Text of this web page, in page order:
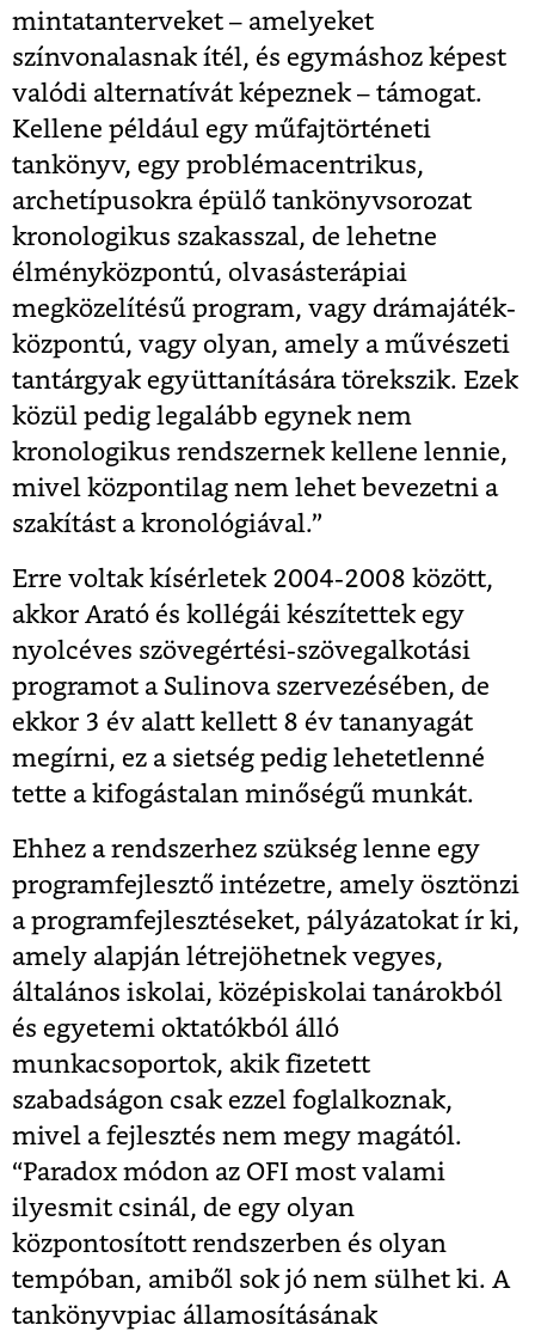
mintatanterveket – amelyeket
színvonalasnak ítél, és egymáshoz képest
valódi alternatívát képeznek – támogat.
Kellene például egy műfajtörténeti
tankönyv, egy problémacentrikus,
archetípusokra épülő tankönyvsorozat
kronologikus szakasszal, de lehetne
élményközpontú, olvasásterápiai
megközelítésű program, vagy drámajáték-
központú, vagy olyan, amely a művészeti
tantárgyak együttanítására törekszik. Ezek
közül pedig legalább egynek nem
kronologikus rendszernek kellene lennie,
mivel központilag nem lehet bevezetni a
szakítást a kronológiával.”
Erre voltak kísérletek 2004-2008 között,
akkor Arató és kollégái készítettek egy
nyolcéves szövegértési-szövegalkotási
programot a Sulinova szervezésében, de
ekkor 3 év alatt kellett 8 év tananyagát
megírni, ez a sietség pedig lehetetlenné
tette a kifogástalan minőségű munkát.
Ehhez a rendszerhez szükség lenne egy
programfejlesztő intézetre, amely ösztönzi
a programfejlesztéseket, pályázatokat ír ki,
amely alapján létrejöhetnek vegyes,
általános iskolai, középiskolai tanárokból
és egyetemi oktatókból álló
munkacsoportok, akik fizetett
szabadságon csak ezzel foglalkoznak,
mivel a fejlesztés nem megy magától.
“Paradox módon az OFI most valami
ilyesmit csinál, de egy olyan
központosított rendszerben és olyan
tempóban, amiből sok jó nem sülhet ki. A
tankönyvpiac államosításának